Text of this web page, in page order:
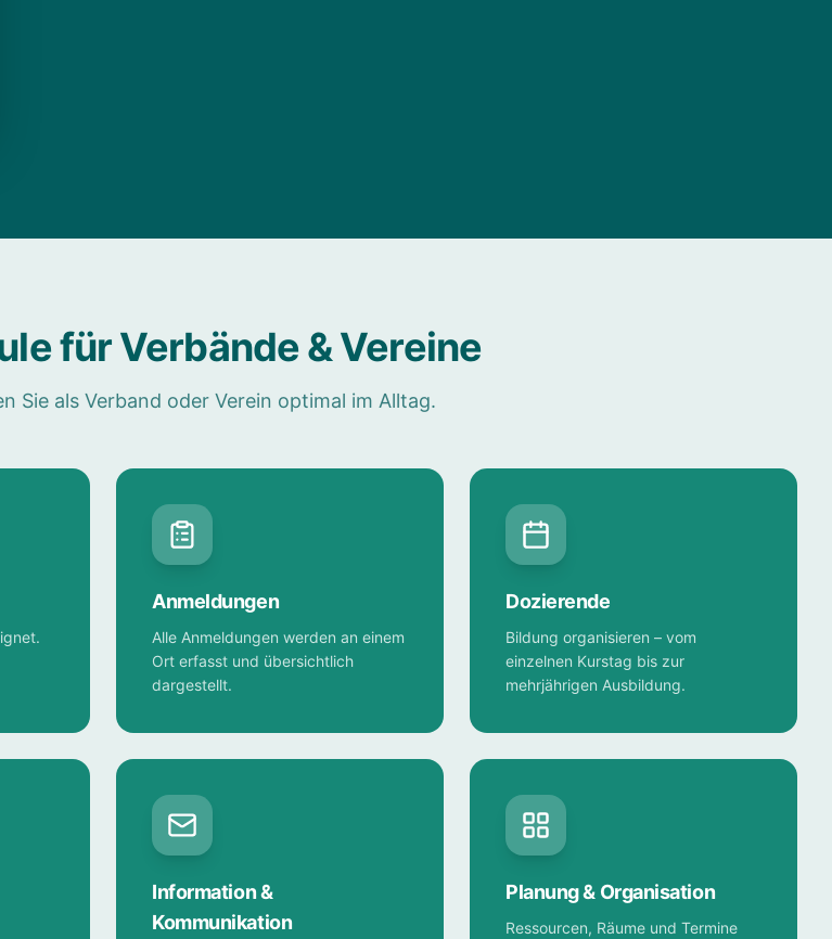
für Verbände & Vereine
Sie als Verband oder Verein optimal im Alltag.
Anmeldungen
Alle Anmeldungen werden an einem
Ort erfasst und übersichtlich
dargestellt.
Dozierende
Bildung organisieren – vom
einzelnen Kurstag bis zur
mehrjährigen Ausbildung.
Information &
Kommunikation
Planung & Organisation
Ressourcen, Räume und Termine